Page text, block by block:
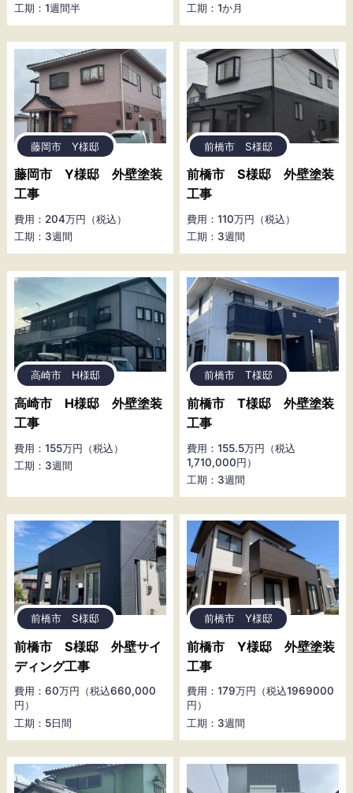
工期：1週間半
工期：1か月
藤岡市 Y様邸
藤岡市 Y様邸 外壁塗装
工事
費用：204万円（税込）
工期：3週間
前橋市 S様邸
前橋市 S様邸 外壁塗装
工事
費用：110万円（税込）
工期：3週間
高崎市 H様邸
高崎市 H様邸 外壁塗装
工事
費用：155万円（税込）
工期：3週間
前橋市 T様邸
前橋市 T様邸 外壁塗装
工事
費用：155.5万円（税込
1,710,000円）
工期：3週間
前橋市 S様邸
前橋市 S様邸 外壁サイ
ディング工事
費用：60万円（税込660,000
円）
工期：5日間
前橋市 Y様邸
前橋市 Y様邸 外壁塗装
工事
費用：179万円（税込1969000
円）
工期：3週間